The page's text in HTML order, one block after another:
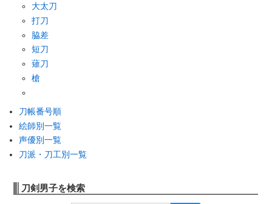
大太刀
打刀
脇差
短刀
薙刀
槍
刀帳番号順
絵師別一覧
声優別一覧
刀派・刀工別一覧
刀剣男子を検索